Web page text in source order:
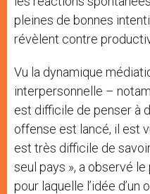
pleines de bonnes
révèlent contre
Vu la dynamique
interpersonnelle –
est difficile de penser à
offense est lancé, il est
est très difficile de
seul pays », a observé le
pour laquelle l’idée